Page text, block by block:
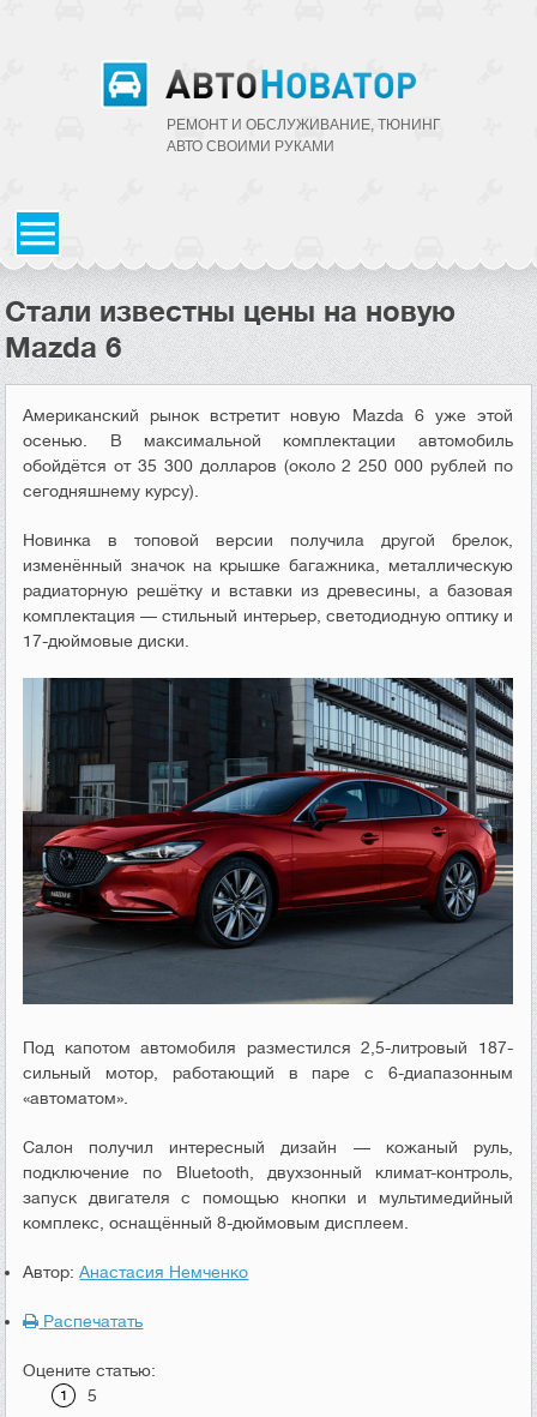
РЕМОНТ И ОБСЛУЖИВАНИЕ, ТЮНИНГ
АВТО CВОИМИ РУКАМИ
Стали известны цены на новую
Mazda 6
Американский рынок встретит новую Mazda 6 уже этой
осенью. В максимальной комплектации автомобиль
обойдётся от 35 300 долларов (около 2 250 000 рублей по
сегодняшнему курсу).
Новинка в топовой версии получила другой брелок,
изменённый значок на крышке багажника, металлическую
радиаторную решётку и вставки из древесины, а базовая
комплектация — стильный интерьер, светодиодную оптику и
17-дюймовые диски.
Под капотом автомобиля разместился 2,5-литровый 187-
сильный мотор, работающий в паре с 6-диапазонным
«автоматом».
Салон получил интересный дизайн — кожаный руль,
подключение по Bluetooth, двухзонный климат-контроль,
запуск двигателя с помощью кнопки и мультимедийный
комплекс, оснащённый 8-дюймовым дисплеем.
Автор:Анастасия Немченко
Распечатать
Оцените статью:
5